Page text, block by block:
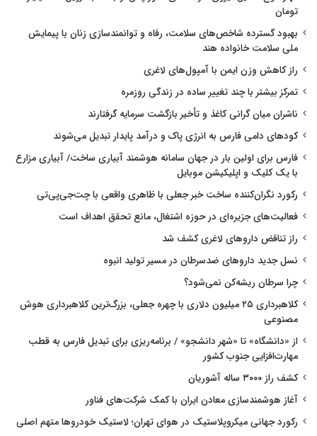
تومان
بهبود گسترده شاخص‌های سلامت، رفاه و توانمندسازی زنان با پیمایش
ملی سلامت خانواده هند
راز کاهش وزن ایمن با آمپول‌های لاغری
تمرکز بیشتر با چند تغییر ساده در زندگی روزمره
ناشران میان گرانی کاغذ و تأخیر بازگشت سرمایه گرفتارند
کودهای دامی فارس به انرژی پاک و درآمد پایدار تبدیل می‌شوند
فارس برای اولین بار در جهان سامانه هوشمند آبیاری ساخت/ آبیاری مزارع
با یک کلیک و اپلیکیشن موبایل
رکورد نگران‌کننده ساخت خبر جعلی با ظاهری واقعی با چت‌جی‌پی‌تی
فعالیت‌های جزیره‌ای در حوزه اشتغال، مانع تحقق اهداف است
راز تناقض داروهای لاغری کشف شد
نسل جدید داروهای ضدسرطان در مسیر تولید انبوه
چرا سرطان ریشه‌کن نمی‌شود؟
کلاهبرداری ۲۵ میلیون دلاری با چهره جعلی، بزرگ‌ترین کلاهبرداری هوش
مصنوعی
از «دانشگاه» تا «شهر دانشجو» / برنامه‌ریزی برای تبدیل فارس به قطب
مهارت‌افزایی جنوب کشور
کشف راز ۳۰۰۰ ساله آشوریان
آغاز هوشمندسازی معادن ایران با کمک شرکت‌های فناور
رکورد جهانی میکروپلاستیک در هوای تهران؛ لاستیک خودروها متهم اصلی